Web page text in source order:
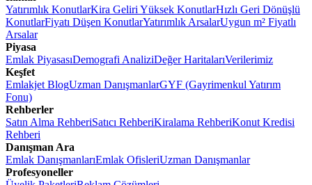
Yatırımlık KonutlarKira Geliri Yüksek KonutlarHızlı Geri Dönüşlü
KonutlarFiyatı Düşen KonutlarYatırımlık ArsalarUygun m² Fiyatlı
Arsalar
Piyasa
Emlak PiyasasıDemografi AnaliziDeğer HaritalarıVerilerimiz
Keşfet
Emlakjet BlogUzman DanışmanlarGYF (Gayrimenkul Yatırım
Fonu)
Rehberler
Satın Alma RehberiSatıcı RehberiKiralama RehberiKonut Kredisi
Rehberi
Danışman Ara
Emlak DanışmanlarıEmlak OfisleriUzman Danışmanlar
Profesyoneller